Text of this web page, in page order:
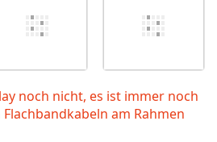
noch nicht, es ist immer noch
am Rahmen